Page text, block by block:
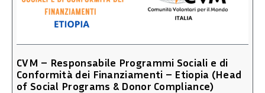
CVM – Responsabile Programmi Sociali e di
Conformità dei Finanziamenti – Etiopia (Head
of Social Programs & Donor Compliance)